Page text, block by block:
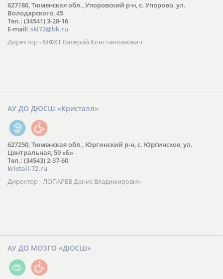
627180, Тюменская обл., Упоровский р-н, с. Упорово, ул.
Володарского, 45
Тел.: (34541) 3-28-16
E-mail: ski72@bk.ru
Директор - МФХТ Валерий Константинович
АУ ДО ДЮСШ «Кристалл»
627250, Тюменская обл., Юргинский р-н, с. Юргинское, ул.
Центральная, 59 «Б»
Тел.: (34543) 2-37-60
kristall-72.ru
Директор - ЛОПАРЕВ Денис Владимирович
АУ ДО МОЗГО «ДЮСШ»